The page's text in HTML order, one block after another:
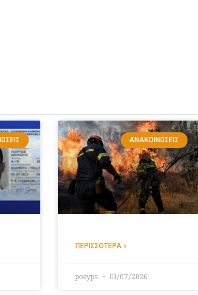
ΑΝΑΚΟΙΝΏΣΕΙΣ
ΠΕΡΙΣΣΌΤΕΡΑ »
poeyps 01/07/2026